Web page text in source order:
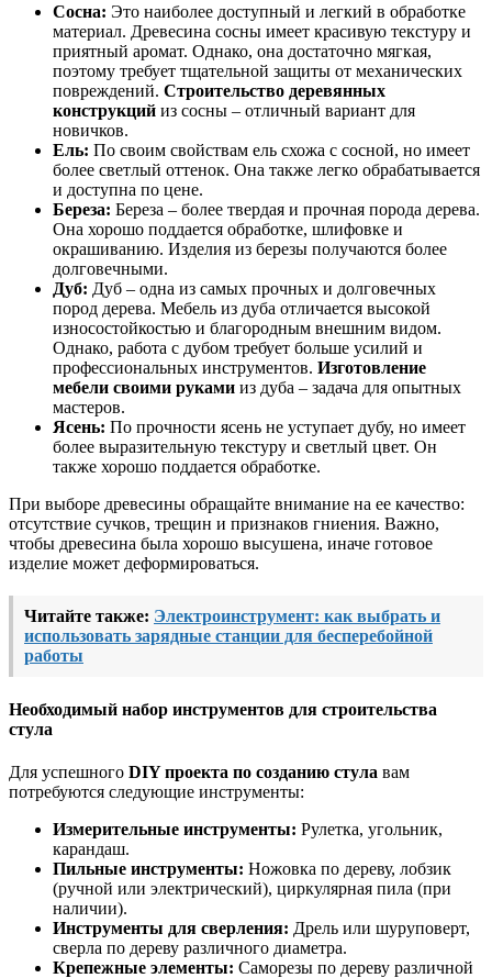
Сосна: Это наиболее доступный и легкий в обработке
материал. Древесина сосны имеет красивую текстуру и
приятный аромат. Однако, она достаточно мягкая,
поэтому требует тщательной защиты от механических
повреждений. Строительство деревянных
конструкций из сосны – отличный вариант для
новичков.
Ель: По своим свойствам ель схожа с сосной, но имеет
более светлый оттенок. Она также легко обрабатывается
и доступна по цене.
Береза: Береза – более твердая и прочная порода дерева.
Она хорошо поддается обработке, шлифовке и
окрашиванию. Изделия из березы получаются более
долговечными.
Дуб: Дуб – одна из самых прочных и долговечных
пород дерева. Мебель из дуба отличается высокой
износостойкостью и благородным внешним видом.
Однако, работа с дубом требует больше усилий и
профессиональных инструментов. Изготовление
мебели своими руками из дуба – задача для опытных
мастеров.
Ясень: По прочности ясень не уступает дубу, но имеет
более выразительную текстуру и светлый цвет. Он
также хорошо поддается обработке.
При выборе древесины обращайте внимание на ее качество:
отсутствие сучков, трещин и признаков гниения. Важно,
чтобы древесина была хорошо высушена, иначе готовое
изделие может деформироваться.
Читайте также: Электроинструмент: как выбрать и
использовать зарядные станции для бесперебойной
работы
Необходимый набор инструментов для строительства
стула
Для успешного DIY проекта по созданию стула вам
потребуются следующие инструменты:
Измерительные инструменты: Рулетка, угольник,
карандаш.
Пильные инструменты: Ножовка по дереву, лобзик
(ручной или электрический), циркулярная пила (при
наличии).
Инструменты для сверления: Дрель или шуруповерт,
сверла по дереву различного диаметра.
Крепежные элементы: Саморезы по дереву различной